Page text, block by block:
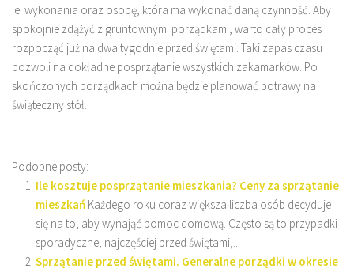
jej wykonania oraz osobę, która ma wykonać daną czynność. Aby
spokojnie zdążyć z gruntownymi porządkami, warto cały proces
rozpocząć już na dwa tygodnie przed świętami. Taki zapas czasu
pozwoli na dokładne posprzątanie wszystkich zakamarków. Po
skończonych porządkach można będzie planować potrawy na
świąteczny stół.
Podobne posty:
Ile kosztuje posprzątanie mieszkania? Ceny za sprzątanie
mieszkań Każdego roku coraz większa liczba osób decyduje
się na to, aby wynająć pomoc domową. Często są to przypadki
sporadyczne, najczęściej przed świętami,...
Sprzątanie przed świętami. Generalne porządki w okresie